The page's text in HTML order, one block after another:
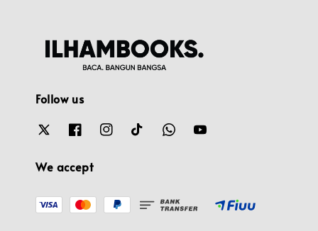
Follow us
We accept